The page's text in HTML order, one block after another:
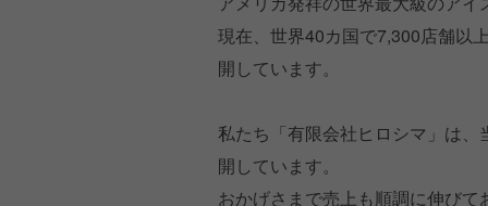
現在、世界40カ国で7,300店舗以
開しています。
私たち「有限会社ヒロシマ」は
開しています。
おかげさまで売上も順調に伸び